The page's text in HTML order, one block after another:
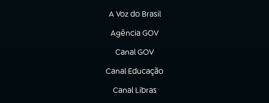
A Voz do Brasil
(abre em nova aba)
Agência GOV
(abre em nova aba)
Canal GOV
(abre em nova aba)
Canal Educação
(abre em nova aba)
Canal Libras
(abre em nova aba)